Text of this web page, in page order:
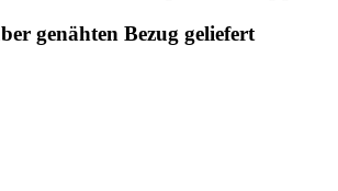
genähten Bezug geliefert